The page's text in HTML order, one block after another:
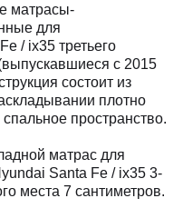
матрасы-
для
/ ix35 третьего
с 2015
состоит из
плотно
пространство.
матрас для
Santa Fe / ix35 3-
места 7 сантиметров.